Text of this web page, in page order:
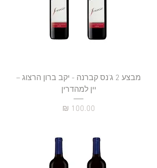
מבצע 2 ג'נס קברנה - יקב ברון הרצוג –
יין למהדרין
מחיר